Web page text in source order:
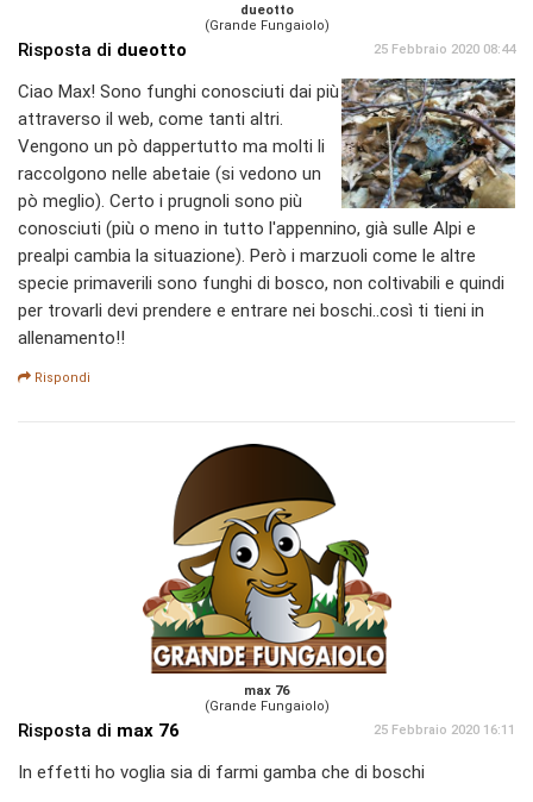
dueotto
(Grande Fungaiolo)
Risposta di dueotto 25 Febbraio 2020 08:44
Ciao Max! Sono funghi conosciuti dai più
attraverso il web, come tanti altri.
Vengono un pò dappertutto ma molti li
raccolgono nelle abetaie (si vedono un
pò meglio). Certo i prugnoli sono più
conosciuti (più o meno in tutto l'appennino, già sulle Alpi e
prealpi cambia la situazione). Però i marzuoli come le altre
specie primaverili sono funghi di bosco, non coltivabili e quindi
per trovarli devi prendere e entrare nei boschi..così ti tieni in
allenamento!!
Rispondi
max 76
(Grande Fungaiolo)
Risposta di max 76 25 Febbraio 2020 16:11
In effetti ho voglia sia di farmi gamba che di boschi